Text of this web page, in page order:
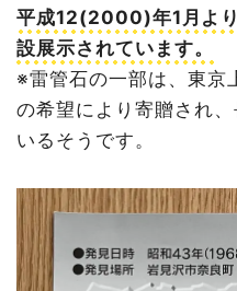
平成12(2000)年1月よ
設展示されています。
※雷管石の一部は、東京
の希望により寄贈され
いるそうです。